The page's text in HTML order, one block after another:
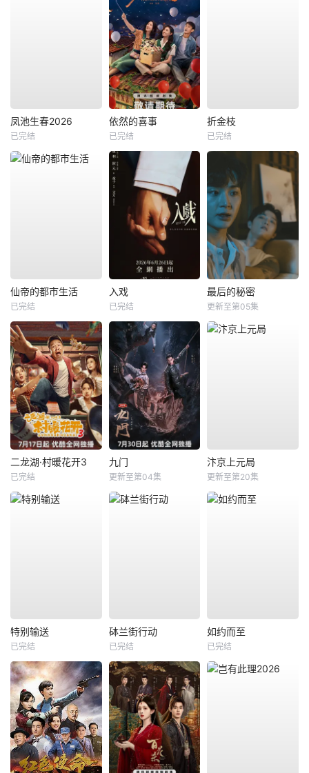
凤池生春2026
已完结
依然的喜事
已完结
折金枝
已完结
仙帝的都市生活
已完结
入戏
已完结
最后的秘密
更新至第05集
二龙湖·村暖花开3
已完结
九门
更新至第04集
汴京上元局
更新至第20集
特别输送
已完结
砵兰街行动
已完结
如约而至
已完结